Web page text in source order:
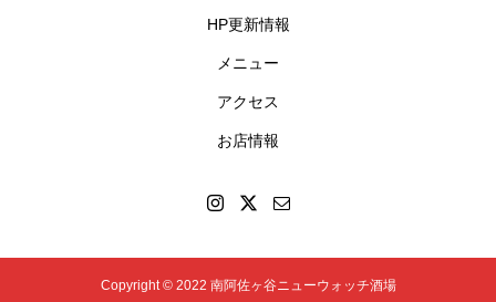
HP更新情報
メニュー
アクセス
お店情報
Copyright © 2022 南阿佐ヶ谷ニューウォッチ酒場